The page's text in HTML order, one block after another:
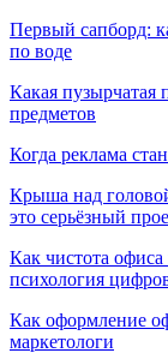
Первый сапборд:
по воде
Какая пузырчатая
предметов
Когда реклама
Крыша над
это серьёзный
Как чистота офиса
психология
Как оформление
маркетологи